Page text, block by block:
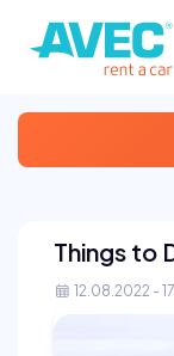
Things to
12.08.2022 -